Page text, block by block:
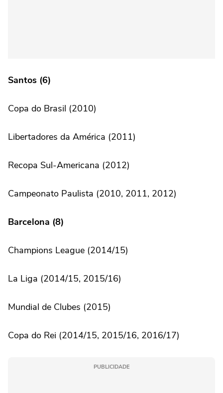
Santos (6)
Copa do Brasil (2010)
Libertadores da América (2011)
Recopa Sul-Americana (2012)
Campeonato Paulista (2010, 2011, 2012)
Barcelona (8)
Champions League (2014/15)
La Liga (2014/15, 2015/16)
Mundial de Clubes (2015)
Copa do Rei (2014/15, 2015/16, 2016/17)
PUBLICIDADE